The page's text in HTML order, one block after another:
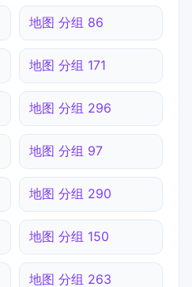
地图 分组 86
地图 分组 171
地图 分组 296
地图 分组 97
地图 分组 290
地图 分组 150
地图 分组 263